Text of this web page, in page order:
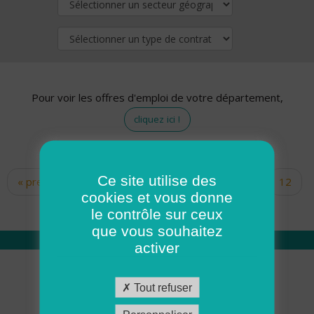
Pour voir les offres d'emploi de votre département,
cliquez ici !
Pages
« premier ‹ précédent … 10
12
14 15 16 17
Qui sommes nous
Académie ADMR
Ce site utilise des
cookies et vous donne
le contrôle sur ceux
que vous souhaitez
activer
Tout refuser